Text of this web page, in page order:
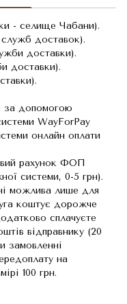
- селище Чабани).
доставок).
доставки).
доставки).
за допомогою
WayForPay
онлайн оплати
рахунок ФОП
системи, 0-5 грн).
можлива лише для
коштує дорожче
сплачуєте
відправнику (20
замовленні
на
100 грн.